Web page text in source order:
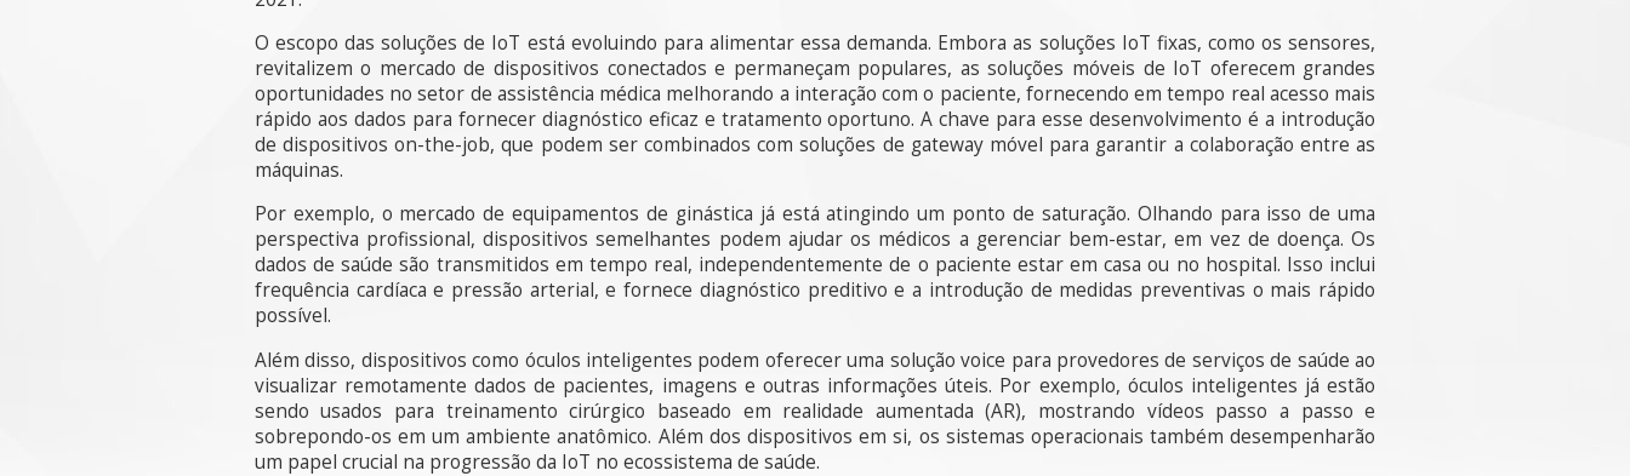
O escopo das soluções de IoT está evoluindo para alimentar essa demanda. Embora as soluções IoT fixas, como os sensores,
revitalizem o mercado de dispositivos conectados e permaneçam populares, as soluções móveis de IoT oferecem grandes
oportunidades no setor de assistência médica melhorando a interação com o paciente, fornecendo em tempo real acesso mais
rápido aos dados para fornecer diagnóstico eficaz e tratamento oportuno. A chave para esse desenvolvimento é a introdução
de dispositivos on-the-job, que podem ser combinados com soluções de gateway móvel para garantir a colaboração entre as
máquinas.
Por exemplo, o mercado de equipamentos de ginástica já está atingindo um ponto de saturação. Olhando para isso de uma
perspectiva profissional, dispositivos semelhantes podem ajudar os médicos a gerenciar bem-estar, em vez de doença. Os
dados de saúde são transmitidos em tempo real, independentemente de o paciente estar em casa ou no hospital. Isso inclui
frequência cardíaca e pressão arterial, e fornece diagnóstico preditivo e a introdução de medidas preventivas o mais rápido
possível.
Além disso, dispositivos como óculos inteligentes podem oferecer uma solução voice para provedores de serviços de saúde ao
visualizar remotamente dados de pacientes, imagens e outras informações úteis. Por exemplo, óculos inteligentes já estão
sendo usados para treinamento cirúrgico baseado em realidade aumentada (AR), mostrando vídeos passo a passo e
sobrepondo-os em um ambiente anatômico. Além dos dispositivos em si, os sistemas operacionais também desempenharão
um papel crucial na progressão da IoT no ecossistema de saúde.